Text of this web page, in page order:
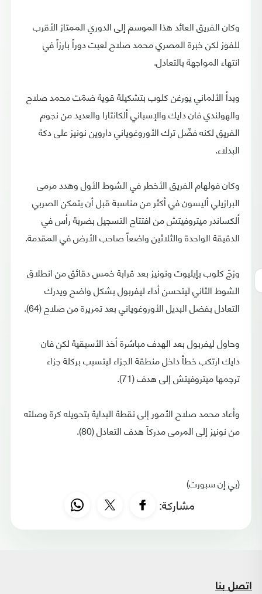
وكان الفريق العائد هذا الموسم إلى الدوري الممتاز الأقرب
للفوز لكن خبرة المصري محمد صلاح لعبت دوراً بارزاً في
انتهاء المواجهة بالتعادل.
وبدأ الألماني يورغن كلوب بتشكيلة قوية ضمّت محمد صلاح
والهولندي فان دايك والإسباني ألكانتارا والعديد من نجوم
الفريق لكنه فضّل ترك الأوروغوياني داروين نونيز على دكة
البدلاء.
وكان فولهام الفريق الأخطر في الشوط الأول وهدد مرمى
البرازيلي أليسون في أكثر من مناسبة قبل أن يتمكن الصربي
ألكساندر ميتروفيتش من افتتاح التسجيل بضربة رأس في
الدقيقة الواحدة والثلاثين واضعاً صاحب الأرض في المقدمة.
وزجّ كلوب بإيليوت ونونيز بعد قرابة خمس دقائق من انطلاق
الشوط الثاني ليتحسن أداء ليفربول بشكل واضح ويدرك
التعادل بفضل البديل الأوروغوياني بعد تمريرة من صلاح (64).
وحاول ليفربول بعد الهدف مباشرة أخذ الأسبقية لكن فان
دايك ارتكب خطأ داخل منطقة الجزاء ليتسبب بركلة جزاء
ترجمها ميتروفيتش إلى هدف (71).
وأعاد محمد صلاح الأمور إلى نقطة البداية بتحويله كرة وصلته
من نونيز إلى المرمى مدركاً هدف التعادل (80).
(بي إن سبورت)
مشاركة:
اتصل بنا